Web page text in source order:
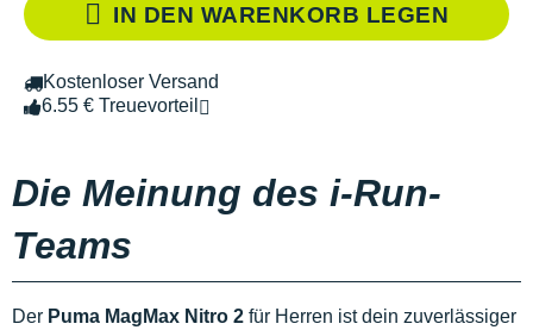
IN DEN WARENKORB LEGEN
Kostenloser Versand
6.55 € Treuevorteil
Die Meinung des i-Run-
Teams
Der Puma MagMax Nitro 2 für Herren ist dein zuverlässiger